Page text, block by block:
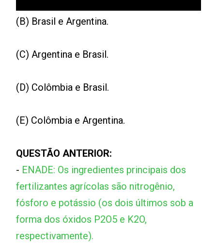
(B) Brasil e Argentina.
(C) Argentina e Brasil.
(D) Colômbia e Brasil.
(E) Colômbia e Argentina.
QUESTÃO ANTERIOR:
- ENADE: Os ingredientes principais dos
fertilizantes agrícolas são nitrogênio,
fósforo e potássio (os dois últimos sob a
forma dos óxidos P2O5 e K2O,
respectivamente).